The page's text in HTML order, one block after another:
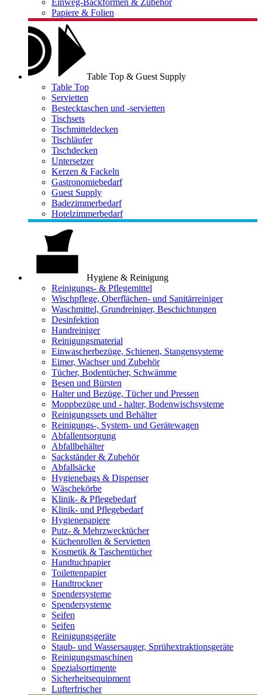
Einweg-Backformen & Zubehör
Papiere & Folien
Table Top & Guest Supply
Table Top
Servietten
Bestecktaschen und -servietten
Tischsets
Tischmitteldecken
Tischläufer
Tischdecken
Untersetzer
Kerzen & Fackeln
Gastronomiebedarf
Guest Supply
Badezimmerbedarf
Hotelzimmerbedarf
Hygiene & Reinigung
Reinigungs- & Pflegemittel
Wischpflege, Oberflächen- und Sanitärreiniger
Waschmittel, Grundreiniger, Beschichtungen
Desinfektion
Handreiniger
Reinigungsmaterial
Einwascherbezüge, Schienen, Stangensysteme
Eimer, Wachser und Zubehör
Tücher, Bodentücher, Schwämme
Besen und Bürsten
Halter und Bezüge, Tücher und Pressen
Moppbezüge und - halter, Bodenwischsysteme
Reinigungssets und Behälter
Reinigungs-, System- und Gerätewagen
Abfallentsorgung
Abfallbehälter
Sackständer & Zubehör
Abfallsäcke
Hygienebags & Dispenser
Wäschekörbe
Klinik- & Pflegebedarf
Klinik- und Pflegebedarf
Hygienepapiere
Putz- & Mehrzwecktücher
Küchenrollen & Servietten
Kosmetik & Taschentücher
Handtuchpapier
Toilettenpapier
Handtrockner
Spendersysteme
Spendersysteme
Seifen
Seifen
Reinigungsgeräte
Staub- und Wassersauger, Sprühextraktionsgeräte
Reinigungsmaschinen
Spezialsortimente
Sicherheitsequipment
Lufterfrischer